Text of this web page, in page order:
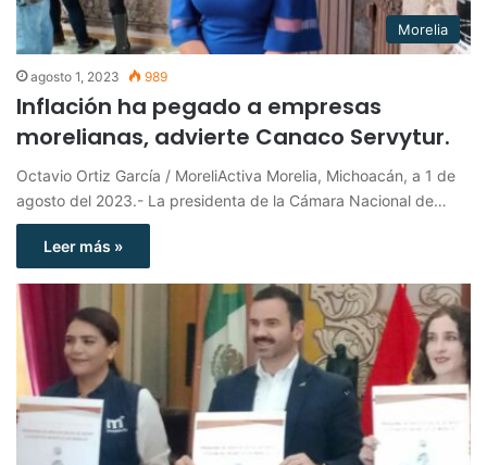
Morelia
agosto 1, 2023 989
Inflación ha pegado a empresas
morelianas, advierte Canaco Servytur.
Octavio Ortiz García / MoreliActiva Morelia, Michoacán, a 1 de
agosto del 2023.- La presidenta de la Cámara Nacional de…
Leer más »